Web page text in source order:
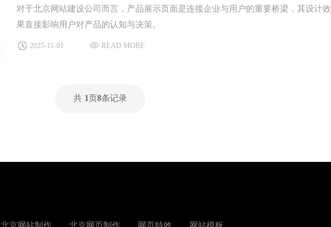
对于北京网站建设公司而言，产品展示页面是连接企业与用户的重要桥梁，其设计效
果直接影响用户对产品的认知与决策。
2025-11-01 READ MORE
共 1 页 8条记录